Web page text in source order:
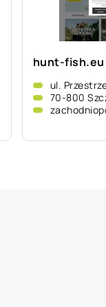
hunt-fish.eu
ul.
70-800